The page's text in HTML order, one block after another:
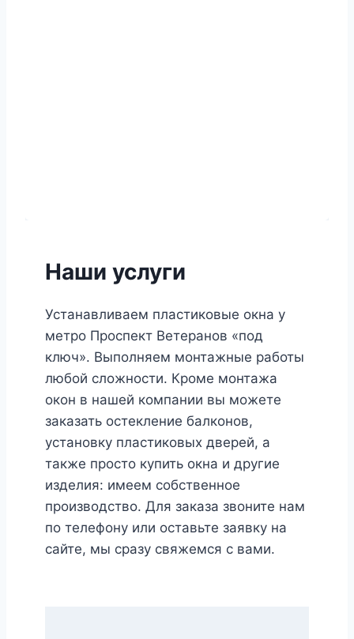
Наши услуги
Устанавливаем пластиковые окна у
метро Проспект Ветеранов «под
ключ». Выполняем монтажные работы
любой сложности. Кроме монтажа
окон в нашей компании вы можете
заказать остекление балконов,
установку пластиковых дверей, а
также просто купить окна и другие
изделия: имеем собственное
производство. Для заказа звоните нам
по телефону или оставьте заявку на
сайте, мы сразу свяжемся с вами.